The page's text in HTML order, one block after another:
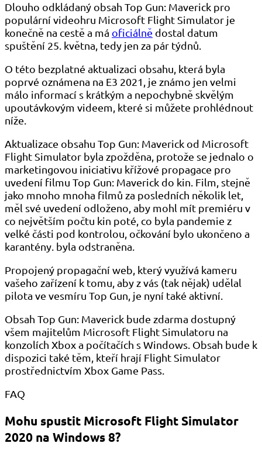
Dlouho odkládaný obsah Top Gun: Maverick pro
populární videohru Microsoft Flight Simulator je
konečně na cestě a má oficiálně dostal datum
spuštění 25. května, tedy jen za pár týdnů.
O této bezplatné aktualizaci obsahu, která byla
poprvé oznámena na E3 2021, je známo jen velmi
málo informací s krátkým a nepochybně skvělým
upoutávkovým videem, které si můžete prohlédnout
níže.
Aktualizace obsahu Top Gun: Maverick od Microsoft
Flight Simulator byla zpožděna, protože se jednalo o
marketingovou iniciativu křížové propagace pro
uvedení filmu Top Gun: Maverick do kin. Film, stejně
jako mnoho mnoha filmů za posledních několik let,
měl své uvedení odloženo, aby mohl mít premiéru v
co největším počtu kin poté, co byla pandemie z
velké části pod kontrolou, očkování bylo ukončeno a
karantény. byla odstraněna.
Propojený propagační web, který využívá kameru
vašeho zařízení k tomu, aby z vás (tak nějak) udělal
pilota ve vesmíru Top Gun, je nyní také aktivní.
Obsah Top Gun: Maverick bude zdarma dostupný
všem majitelům Microsoft Flight Simulatoru na
konzolích Xbox a počítačích s Windows. Obsah bude k
dispozici také těm, kteří hrají Flight Simulator
prostřednictvím Xbox Game Pass.
FAQ
Mohu spustit Microsoft Flight Simulator
2020 na Windows 8?